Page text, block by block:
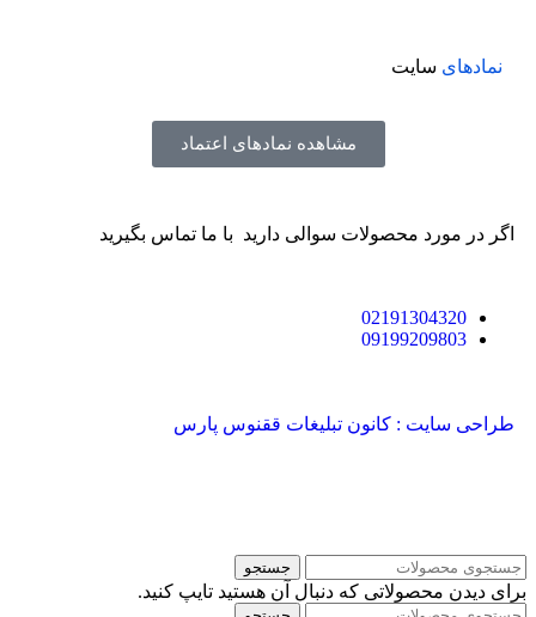
نمادهای سایت
مشاهده نمادهای اعتماد
اگر در مورد محصولات سوالی دارید با ما تماس بگیرید
02191304320
09199209803
طراحی سایت : کانون تبلیغات ققنوس پارس
جستجو
برای دیدن محصولاتی که دنبال آن هستید تایپ کنید.